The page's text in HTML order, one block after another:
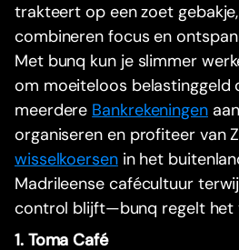
trakteert op een zoet
combineren focus en
Met bunq kun je slimmer
om moeiteloos belastinggeld
meerdere Bankrekeningen
organiseren en profiteer van
wisselkoersenin het
Madrileense cafécultuur
control blijft—bunq regelt het
1. Toma Café